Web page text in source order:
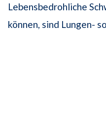
Lebensbedrohliche
können, sind Lungen-